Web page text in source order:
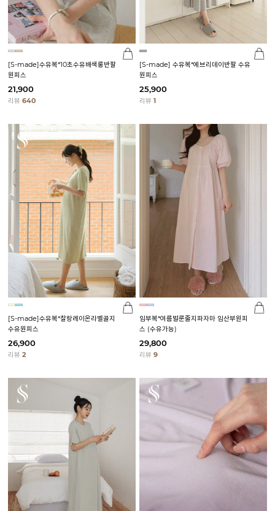
[S-made]수유복*10초수유배색롱반팔
원피스
21,900
리뷰 640
[S-made] 수유복*에브리데이반팔 수유
원피스
25,900
리뷰 1
[S-made]수유복*찰랑레이온라벨골지
수유원피스
26,900
리뷰 2
임부복*여름벌룬줄지파자마 임산부원피
스 (수유가능)
29,800
리뷰 9